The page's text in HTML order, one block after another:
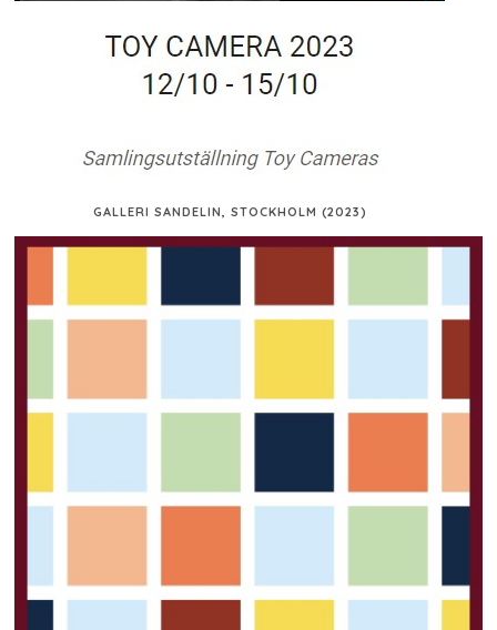
GALLERI SANDELIN, STOCKHOLM (2023)